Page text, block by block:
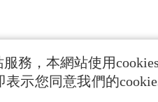
務，本網站使用
示您同意我們的